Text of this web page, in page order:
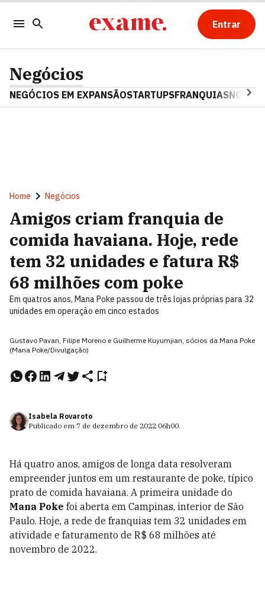
Entrar
Negócios
NEGÓCIOS EM EXPANSÃOSTARTUPSFRANQUIAS
Home Negócios
Amigos criam franquia de
comida havaiana. Hoje, rede
tem 32 unidades e fatura R$
68 milhões com poke
Em quatros anos, Mana Poke passou de três lojas próprias para 32
unidades em operação em cinco estados
Gustavo Pavan, Filipe Moreno e Guilherme Kuyumjian, sócios da Mana Poke
(Mana Poke/Divulgação)
Isabela Rovaroto
Publicado em 7 de dezembro de 2022 06h00.
Há quatro anos, amigos de longa data resolveram
empreender juntos em um restaurante de poke, típico
prato de comida havaiana. A primeira unidade do
Mana Poke foi aberta em Campinas, interior de São
Paulo. Hoje, a rede de franquias tem 32 unidades em
atividade e faturamento de R$ 68 milhões até
novembro de 2022.